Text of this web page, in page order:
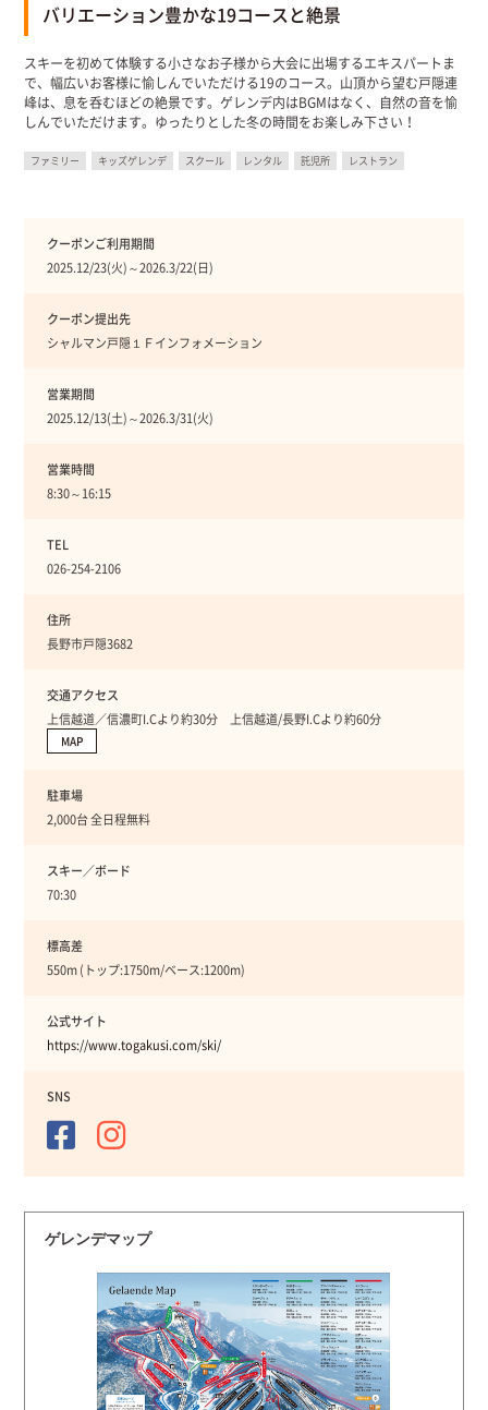
バリエーション豊かな19コースと絶景
スキーを初めて体験する小さなお子様から大会に出場するエキスパートま
で、幅広いお客様に愉しんでいただける19のコース。山頂から望む戸隠連
峰は、息を呑むほどの絶景です。ゲレンデ内はBGMはなく、自然の音を愉
しんでいただけます。ゆったりとした冬の時間をお楽しみ下さい！
ファミリー キッズゲレンデ スクール レンタル 託児所 レストラン
クーポンご利用期間
2025.12/23(火)～2026.3/22(日)
クーポン提出先
シャルマン戸隠１Ｆインフォメーション
営業期間
2025.12/13(土)～2026.3/31(火)
営業時間
8:30～16:15
TEL
026-254-2106
住所
長野市戸隠3682
交通アクセス
上信越道／信濃町I.Cより約30分 上信越道/長野I.Cより約60分
MAP
駐車場
2,000台 全日程無料
スキー／ボード
70:30
標高差
550m (トップ:1750m/ベース:1200m)
公式サイト
https://www.togakusi.com/ski/
SNS
ゲレンデマップ